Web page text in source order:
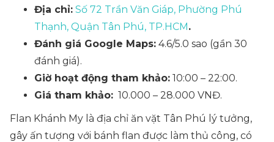
Địa chỉ: Số 72 Trần Văn Giáp, Phường Phú
Thạnh, Quận Tân Phú, TP.HCM.
Đánh giá Google Maps: 4.6/5.0 sao (gần 30
đánh giá).
Giờ hoạt động tham khảo: 10:00 – 22:00.
Giá tham khảo: 10.000 – 28.000 VNĐ.
Flan Khánh My là địa chỉ ăn vặt Tân Phú lý tưởng,
gây ấn tượng với bánh flan được làm thủ công, có